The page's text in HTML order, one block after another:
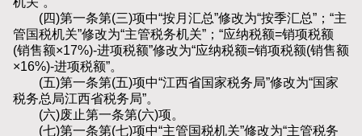
(四)第一条第(三)项中“按月汇总”修改为“按季汇总”；“主
管国税机关”修改为“主管税务机关”；“应纳税额=销项税额
(销售额×17%)-进项税额”修改为“应纳税额=销项税额(销售额
×16%)-进项税额”。
(五)第一条第(五)项中“江西省国家税务局”修改为“国家
税务总局江西省税务局”。
(六)废止第一条第(六)项。
(七)第一条第(七)项中“主管国税机关”修改为“主管税务